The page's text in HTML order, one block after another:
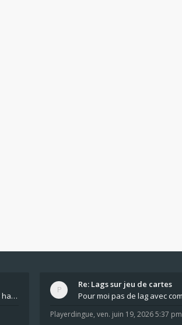
bonjour comment jouer de haut en bas tout atout mi
Re: Lags sur jeu de cartes
Playerdingue, ven. juin 19, 2026 5:37 pm